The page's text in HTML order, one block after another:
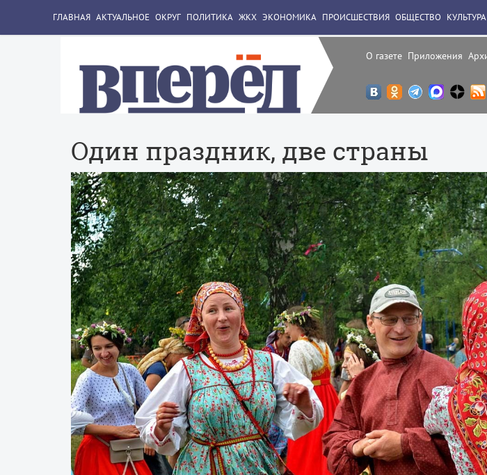
О газете Приложения
ГЛАВНАЯ АКТУАЛЬНОЕ ОКРУГ ПОЛИТИКА ЖКХ ЭКОНОМИКА ПРОИСШЕСТВИЯ ОБЩЕСТВО КУЛЬТУРА
Один праздник, две страны